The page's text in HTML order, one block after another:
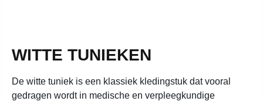
WITTE TUNIEKEN
De witte tuniek is een klassiek kledingstuk dat vooral
gedragen wordt in medische en verpleegkundige